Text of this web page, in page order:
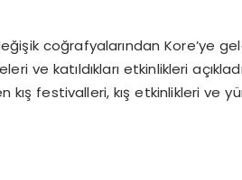
coğrafyalarından Kore’ye
ve katıldıkları etkinlikleri
kış festivalleri, kış etkinlikleri ve